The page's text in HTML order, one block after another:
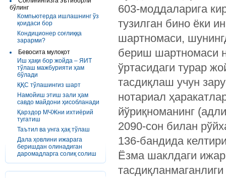
бўлинг
Компьютерда ишлашнинг ўз
қоидаси бор
Кондиционер соғлиққа
зарарми?
Бевосита мулоқот
Иш ҳақи бор жойда – ЯИТ
тўлаш мажбурияти ҳам
бўлади
ҚҚС тўлашингиз шарт
Намойиш этиш зали ҳам
савдо майдони ҳисобланади
Қарздор МЧЖни ихтиёрий
тугатиш
Таътил ва унга ҳақ тўлаш
Дала ҳовлини ижарага
беришдан олинадиган
даромадларга солиқ солиш
603-моддаларига
тузилган бино ёки
шартномаси,
бериш шартномаси
ўртасидаги турар
тасдиқлаш учун
нотариал
йўриқноманинг
2090-сон билан
136-бандида
Ёзма шаклдаги